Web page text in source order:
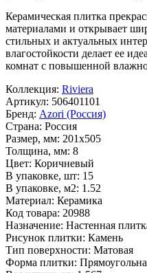
Керамическая плитка
материалами и открывает
стильных и актуальных
влагостойкости делает ее
комнат с повышенной
Коллекция: Riviera
Артикул: 506401101
Бренд: Azori (Россия)
Страна: Россия
Размер, мм: 201x505
Толщина, мм: 8
Цвет: Коричневый
В упаковке, шт: 15
В упаковке, м2: 1.52
Материал: Керамика
Код товара: 20988
Назначение: Настенная
Рисунок плитки: Камень
Тип поверхности: Матовая
Форма плитки: